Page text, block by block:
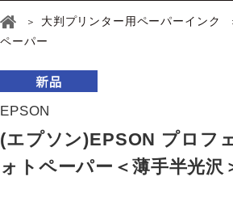
大判プリンター用ペーパーインク
ペーパー
EPSON
(エプソン)EPSON プロフ
ォトペーパー＜薄手半光沢